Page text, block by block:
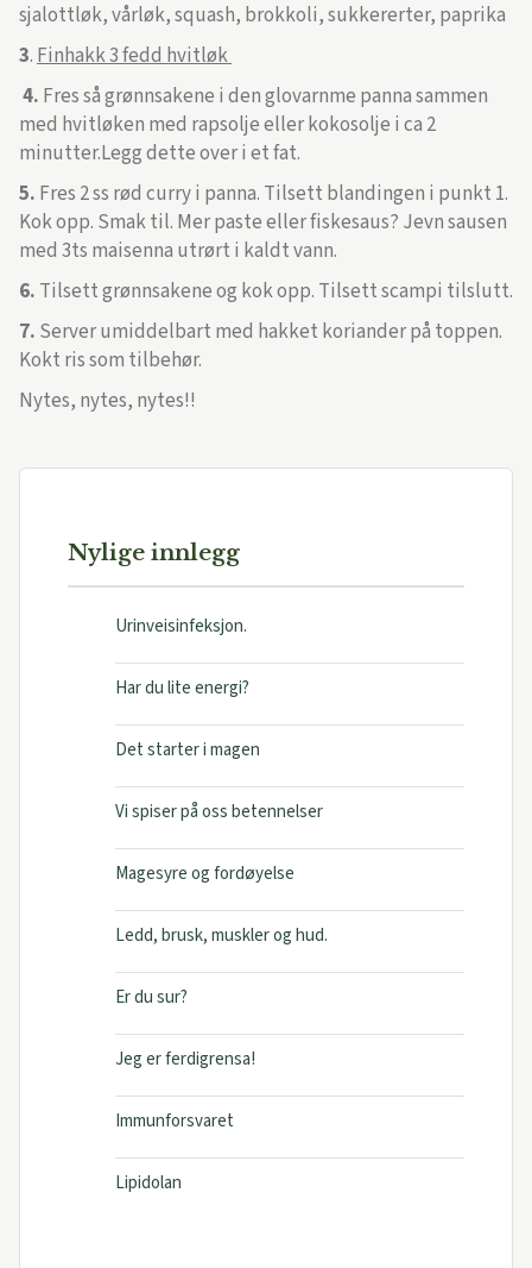
sjalottløk, vårløk, squash, brokkoli, sukkererter, paprika
3.Finhakk 3 fedd hvitløk
4. Fres så grønnsakene i den glovarnme panna sammen
med hvitløken med rapsolje eller kokosolje i ca 2
minutter.Legg dette over i et fat.
5. Fres 2 ss rød curry i panna. Tilsett blandingen i punkt 1.
Kok opp. Smak til. Mer paste eller fiskesaus? Jevn sausen
med 3ts maisenna utrørt i kaldt vann.
6. Tilsett grønnsakene og kok opp. Tilsett scampi tilslutt.
7. Server umiddelbart med hakket koriander på toppen.
Kokt ris som tilbehør.
Nytes, nytes, nytes!!
Nylige innlegg
Urinveisinfeksjon.
Har du lite energi?
Det starter i magen
Vi spiser på oss betennelser
Magesyre og fordøyelse
Ledd, brusk, muskler og hud.
Er du sur?
Jeg er ferdigrensa!
Immunforsvaret
Lipidolan